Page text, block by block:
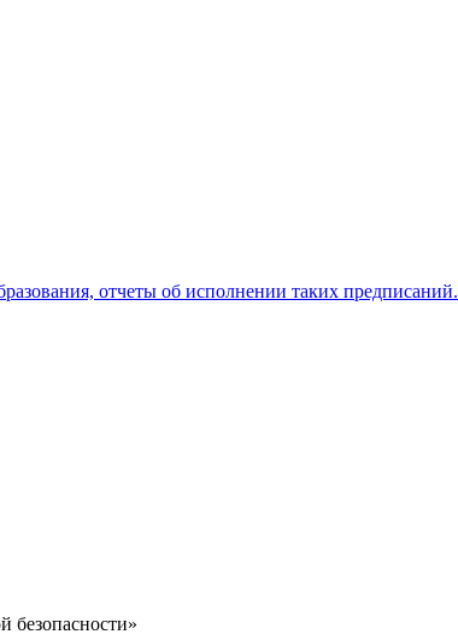
отчеты об исполнении таких предписаний.
безопасности»